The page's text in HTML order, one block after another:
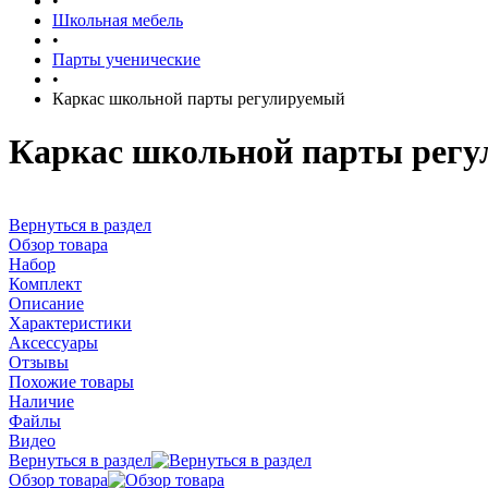
Школьная мебель
•
Парты ученические
•
Каркас школьной парты регулируемый
Каркас школьной парты
Вернуться в раздел
Обзор товара
Набор
Комплект
Описание
Характеристики
Аксессуары
Отзывы
Похожие товары
Наличие
Файлы
Видео
Вернуться в раздел
Обзор товара